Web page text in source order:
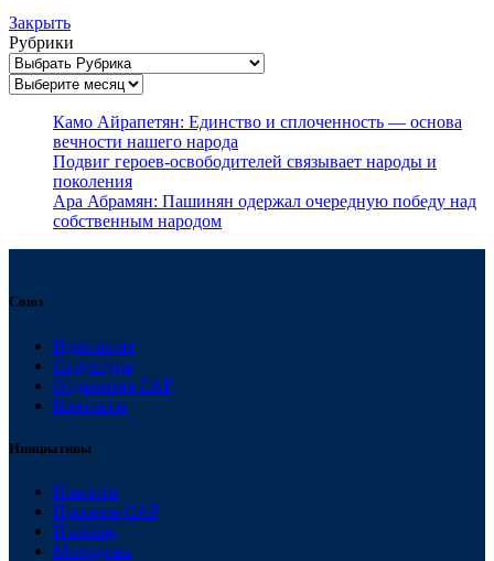
Закрыть
Рубрики
Архивы
Камо Айрапетян: Единство и сплоченность — основа
вечности нашего народа
Подвиг героев-освободителей связывает народы и
поколения
Ара Абрамян: Пашинян одержал очередную победу над
собственным народом
Союз
Идеология
Структура
Отделения САР
Контакты
Инициативы
Новости
Проекты САР
Помощь
Молодежь